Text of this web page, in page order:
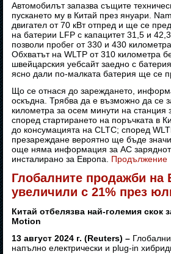
Автомобилът запазва същите
пускането му в Китай през януари.
двигател от 70 кВт отпред и ще се
на батерии LFP с капацитет 31,5 и
позволи пробег от 330 и 430
Обхватът на WLTP от 310 километра
швейцарския уебсайт заедно с
ясно дали по-малката батерия ще се
Що се отнася до зареждането,
оскъдна. Трябва да е възможно да се
километра за осем минути на станция
според стартирането на поръчката в
до консумацията на CLTC; според
презареждане вероятно ще бъде
още няма информация за AC
инсталирано за Европа. Продължение
Глобалните продажби на
увеличили с 21% през
Китай отбелязва най-големия скок
Motion
13 август 2024 г. (Reuters) –
напълно електрически и plug-in